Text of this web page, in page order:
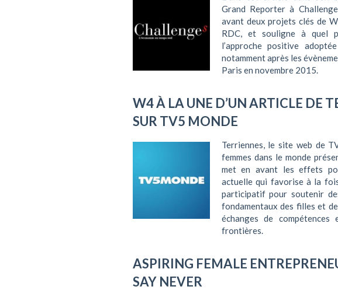
Grand Reporter à
avant deux projets clés de
RDC, et souligne à quel
l’approche positive
notamment après les
Paris en novembre 2015.
W4 À LA UNE D’UN ARTICLE DE
SUR TV5 MONDE
Terriennes, le site web de
femmes dans le monde
met en avant les effets
actuelle qui favorise à la
participatif pour soutenir
fondamentaux des filles et
échanges de
frontières.
ASPIRING FEMALE
SAY NEVER